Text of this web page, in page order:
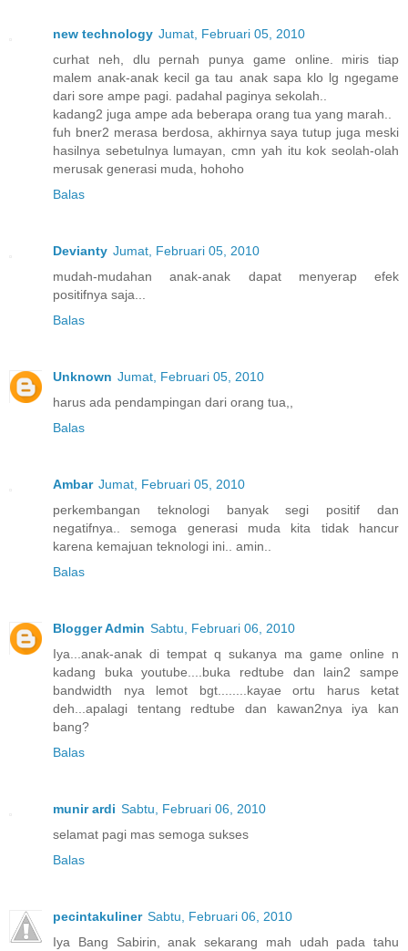
new technology Jumat, Februari 05, 2010
curhat neh, dlu pernah punya game online. miris tiap
malem anak-anak kecil ga tau anak sapa klo lg ngegame
dari sore ampe pagi. padahal paginya sekolah..
kadang2 juga ampe ada beberapa orang tua yang marah..
fuh bner2 merasa berdosa, akhirnya saya tutup juga meski
hasilnya sebetulnya lumayan, cmn yah itu kok seolah-olah
merusak generasi muda, hohoho
Balas
Devianty Jumat, Februari 05, 2010
mudah-mudahan anak-anak dapat menyerap efek
positifnya saja...
Balas
Unknown Jumat, Februari 05, 2010
harus ada pendampingan dari orang tua,,
Balas
Ambar Jumat, Februari 05, 2010
perkembangan teknologi banyak segi positif dan
negatifnya.. semoga generasi muda kita tidak hancur
karena kemajuan teknologi ini.. amin..
Balas
Blogger Admin Sabtu, Februari 06, 2010
Iya...anak-anak di tempat q sukanya ma game online n
kadang buka youtube....buka redtube dan lain2 sampe
bandwidth nya lemot bgt........kayae ortu harus ketat
deh...apalagi tentang redtube dan kawan2nya iya kan
bang?
Balas
munir ardi Sabtu, Februari 06, 2010
selamat pagi mas semoga sukses
Balas
pecintakuliner Sabtu, Februari 06, 2010
Iya Bang Sabirin, anak sekarang mah udah pada tahu